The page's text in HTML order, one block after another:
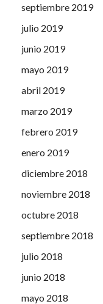
septiembre 2019
julio 2019
junio 2019
mayo 2019
abril 2019
marzo 2019
febrero 2019
enero 2019
diciembre 2018
noviembre 2018
octubre 2018
septiembre 2018
julio 2018
junio 2018
mayo 2018